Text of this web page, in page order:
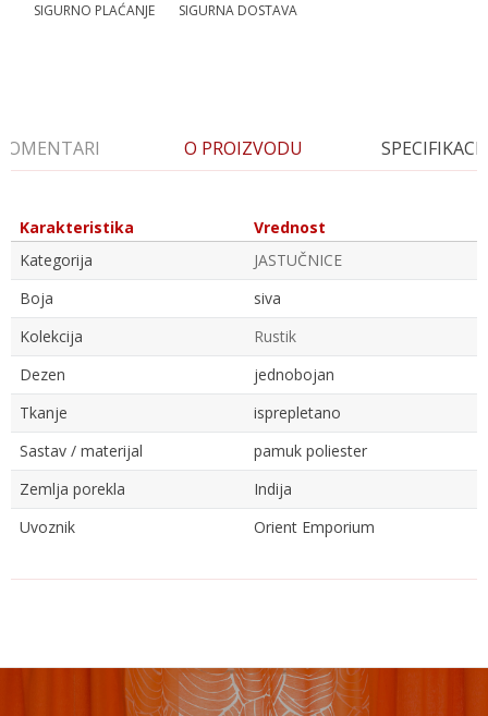
SIGURNO PLAĆANJE SIGURNA DOSTAVA
O PROIZVODU
Karakteristika
Vrednost
Kategorija
JASTUČNICE
Boja
siva
Kolekcija
Rustik
Dezen
jednobojan
Tkanje
isprepletano
Sastav / materijal
pamuk poliester
Zemlja porekla
Indija
Uvoznik
Orient Emporium